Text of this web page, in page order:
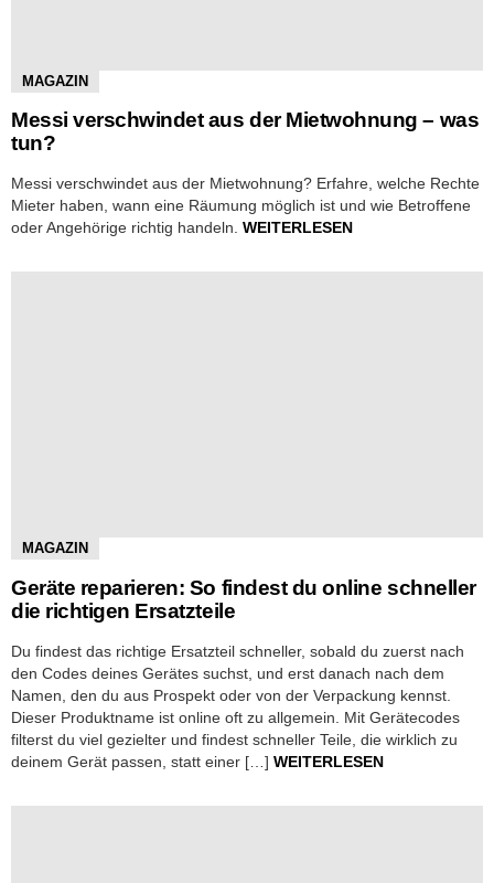
MAGAZIN
Messi verschwindet aus der Mietwohnung – was
tun?
Messi verschwindet aus der Mietwohnung? Erfahre, welche Rechte
Mieter haben, wann eine Räumung möglich ist und wie Betroffene
oder Angehörige richtig handeln. WEITERLESEN
MAGAZIN
Geräte reparieren: So findest du online schneller
die richtigen Ersatzteile
Du findest das richtige Ersatzteil schneller, sobald du zuerst nach
den Codes deines Gerätes suchst, und erst danach nach dem
Namen, den du aus Prospekt oder von der Verpackung kennst.
Dieser Produktname ist online oft zu allgemein. Mit Gerätecodes
filterst du viel gezielter und findest schneller Teile, die wirklich zu
deinem Gerät passen, statt einer […] WEITERLESEN